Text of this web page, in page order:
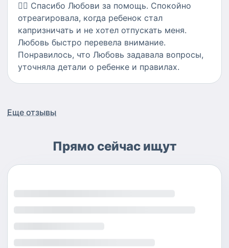
👍🏻 Спасибо Любови за помощь. Спокойно
отреагировала, когда ребенок стал
капризничать и не хотел отпускать меня.
Любовь быстро перевела внимание.
Понравилось, что Любовь задавала вопросы,
уточняла детали о ребенке и правилах.
Еще отзывы
Прямо сейчас ищут